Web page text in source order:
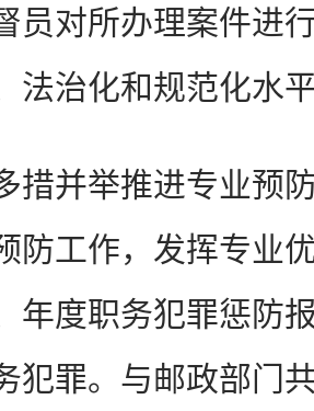
员对所办理案件进
法治化和规范化水
并举推进专业预防
防工作，发挥专业
年度职务犯罪惩防
犯罪。与邮政部门